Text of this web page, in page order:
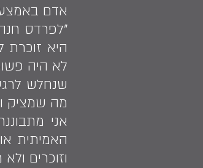
אדם באמצע
היא זוכרת
לא היה
שנחלש
מה שמציק
אני
האמיתית
וזוכרים